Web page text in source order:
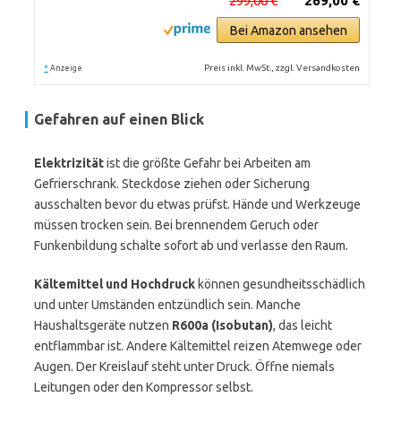
Bei Amazon ansehen
* Anzeige Preis inkl. MwSt., zzgl. Versandkosten
Gefahren auf einen Blick
Elektrizitätist die größte Gefahr bei Arbeiten am
Gefrierschrank. Steckdose ziehen oder Sicherung
ausschalten bevor du etwas prüfst. Hände und Werkzeuge
müssen trocken sein. Bei brennendem Geruch oder
Funkenbildung schalte sofort ab und verlasse den Raum.
Kältemittel und Hochdruck können gesundheitsschädlich
und unter Umständen entzündlich sein. Manche
Haushaltsgeräte nutzen R600a (Isobutan), das leicht
entflammbar ist. Andere Kältemittel reizen Atemwege oder
Augen. Der Kreislauf steht unter Druck. Öffne niemals
Leitungen oder den Kompressor selbst.